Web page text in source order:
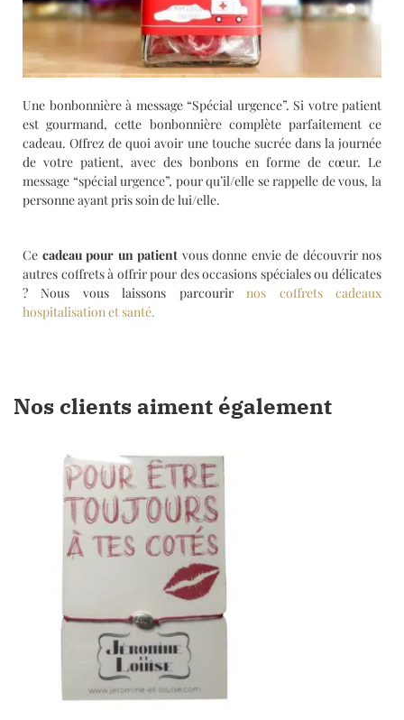
Une bonbonnière à message “Spécial urgence”. Si votre patient
est gourmand, cette bonbonnière complète parfaitement ce
cadeau. Offrez de quoi avoir une touche sucrée dans la journée
de votre patient, avec des bonbons en forme de cœur. Le
message “spécial urgence”, pour qu’il/elle se rappelle de vous, la
personne ayant pris soin de lui/elle.
Ce cadeau pour un patient vous donne envie de découvrir nos
autres coffrets à offrir pour des occasions spéciales ou délicates
? Nous vous laissons parcourirnos coffrets cadeaux
hospitalisation et santé.
Nos clients aiment également